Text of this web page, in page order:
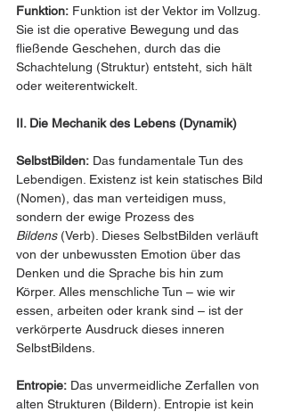
Funktion: Funktion ist der Vektor im Vollzug.
Sie ist die operative Bewegung und das
fließende Geschehen, durch das die
Schachtelung (Struktur) entsteht, sich hält
oder weiterentwickelt.
II. Die Mechanik des Lebens (Dynamik)
SelbstBilden: Das fundamentale Tun des
Lebendigen. Existenz ist kein statisches Bild
(Nomen), das man verteidigen muss,
sondern der ewige Prozess des
Bildens (Verb). Dieses SelbstBilden verläuft
von der unbewussten Emotion über das
Denken und die Sprache bis hin zum
Körper. Alles menschliche Tun – wie wir
essen, arbeiten oder krank sind – ist der
verkörperte Ausdruck dieses inneren
SelbstBildens.
Entropie: Das unvermeidliche Zerfallen von
alten Strukturen (Bildern). Entropie ist kein